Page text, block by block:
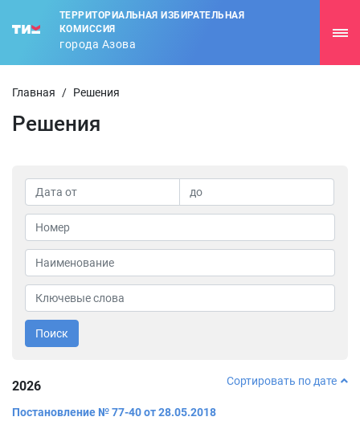
ТЕРРИТОРИАЛЬНАЯ ИЗБИРАТЕЛЬНАЯ
КОМИССИЯ
города Азова
Главная / Решения
Решения
Поиск
2026 Сортировать по дате
Постановление № 77-40 от 28.05.2018